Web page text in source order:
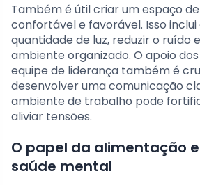
Também é útil criar um espaço
confortável e favorável. Isso inclui
quantidade de luz, reduzir o ruído
ambiente organizado. O apoio
equipe de liderança também é
desenvolver uma comunicação
ambiente de trabalho pode
aliviar tensões.
O papel da alimentação
saúde mental